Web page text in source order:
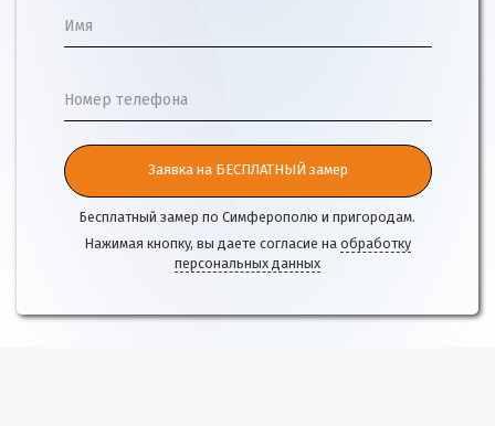
Имя
Номер телефона
Заявка на БЕСПЛАТНЫЙ замер
Бесплатный замер по Симферополю и пригородам.
Нажимая кнопку, вы даете согласие на обработку
персональных данных